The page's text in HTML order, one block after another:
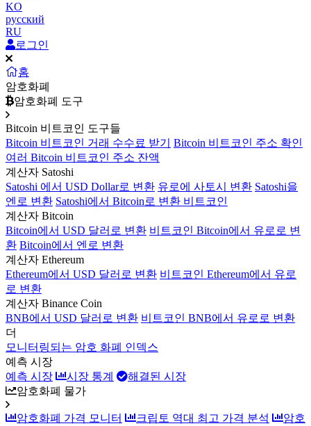
KO
русский
RU
로그인
홈
암호화폐
암호화폐 도구
Bitcoin 비트코인 도구들
Bitcoin 비트코인 거래 수수료 받기
Bitcoin 비트코인 주소 확인
여러 Bitcoin 비트코인 주소 잔액
계산자 Satoshi
Satoshi 에서 USD Dollar로 변환 유로에 사토시 변환 Satoshi을
엔로 변환 Satoshi에서 Bitcoin로 변환 비트코인
계산자 Bitcoin
Bitcoin에서 USD 달러로 변환 비트코인 Bitcoin에서 유로로 변
환 Bitcoin에서 엔로 변환
계산자 Ethereum
Ethereum에서 USD 달러로 변환 비트코인 Ethereum에서 유로
로 변환
계산자 Binance Coin
BNB에서 USD 달러로 변환 비트코인 BNB에서 유로로 변환
더
모니터링되는 암호 화폐 인덱스
예측 시장
예측 시장
시장 통계
해결된 시장
암호화폐 물가
암호화폐 가격 모니터 크립토 역대 최고 가격 분석
암호